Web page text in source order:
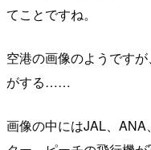
てことですね。
空港の画像のようです
がする……
画像の中にはJAL、